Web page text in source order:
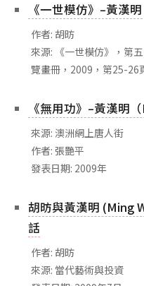
相關網站
關於
關於本站
出版品
《一世模仿》–黃漢
作者: 胡昉
來源: 《一世模仿》，第
覽畫冊，2009，第25-26
《無用功》–黃漢明
來源: 澳洲網上唐人街
作者: 張艷平
發表日期: 2009年
胡昉與黃漢明 (Ming
話
作者: 胡昉
來源: 當代藝術與投資